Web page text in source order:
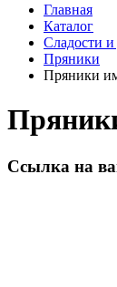
Главная
Каталог
Сладости и
Пряники
Пряники
Ссылка на